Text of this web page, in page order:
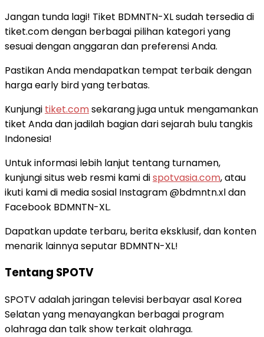
Jangan tunda lagi! Tiket BDMNTN-XL sudah tersedia di
tiket.com dengan berbagai pilihan kategori yang
sesuai dengan anggaran dan preferensi Anda.
Pastikan Anda mendapatkan tempat terbaik dengan
harga early bird yang terbatas.
Kunjungi tiket.comsekarang juga untuk mengamankan
tiket Anda dan jadilah bagian dari sejarah bulu tangkis
Indonesia!
Untuk informasi lebih lanjut tentang turnamen,
kunjungi situs web resmi kami dispotvasia.com, atau
ikuti kami di media sosial Instagram @bdmntn.xl dan
Facebook BDMNTN-XL.
Dapatkan update terbaru, berita eksklusif, dan konten
menarik lainnya seputar BDMNTN-XL!
Tentang SPOTV
SPOTV adalah jaringan televisi berbayar asal Korea
Selatan yang menayangkan berbagai program
olahraga dan talk show terkait olahraga.